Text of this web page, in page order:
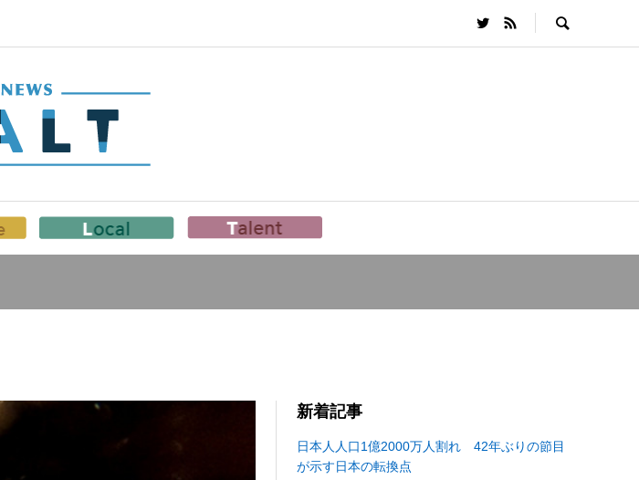
新着記事
日本人人口1億2000万人割れ 42年ぶりの節目
が示す日本の転換点